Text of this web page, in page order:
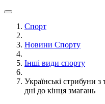
Спорт
Новини Спорту
Інші види спорту
Українські стрибуни
дні до кінця змагань